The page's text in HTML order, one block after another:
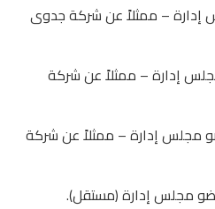
إدارة – ممثلاً عن شركة جدوى
إدارة – ممثلاً عن شركة
مجلس إدارة – ممثلاً عن شركة
مجلس إدارة (مستقل).